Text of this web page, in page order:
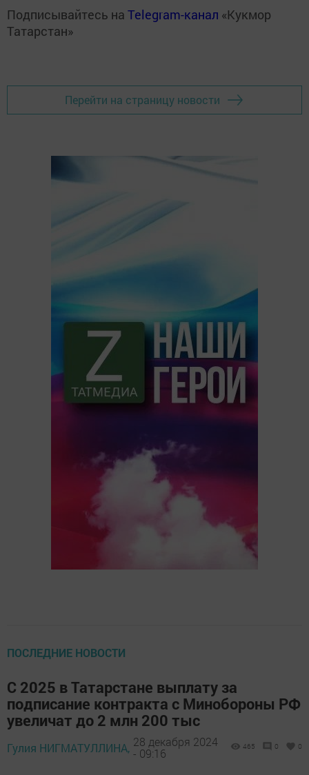
Подписывайтесь на Telegram-канал «Кукмор
Татарстан»
Перейти на страницу новости
ПОСЛЕДНИЕ НОВОСТИ
С 2025 в Татарстане выплату за
подписание контракта с Минобороны РФ
увеличат до 2 млн 200 тыс
Гулия НИГМАТУЛЛИНА, 28 декабря 2024
- 09:16
465 0 0